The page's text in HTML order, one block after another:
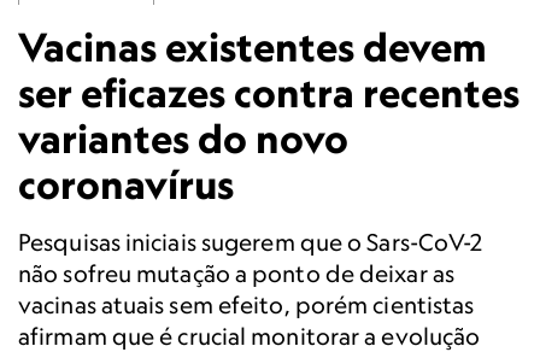
Vacinas existentes devem
ser eficazes contra recentes
variantes do novo
coronavírus
Pesquisas iniciais sugerem que o Sars-CoV-2
não sofreu mutação a ponto de deixar as
vacinas atuais sem efeito, porém cientistas
afirmam que é crucial monitorar a evolução